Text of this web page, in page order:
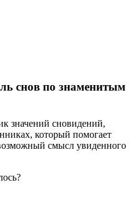
снов по знаменитым
значений сновидений,
который помогает
смысл увиденного